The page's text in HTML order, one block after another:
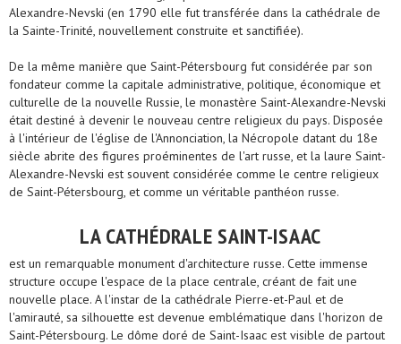
Alexandre-Nevski (en 1790 elle fut transférée dans la cathédrale de
la Sainte-Trinité, nouvellement construite et sanctifiée).
De la même manière que Saint-Pétersbourg fut considérée par son
fondateur comme la capitale administrative, politique, économique et
culturelle de la nouvelle Russie, le monastère Saint-Alexandre-Nevski
était destiné à devenir le nouveau centre religieux du pays. Disposée
à l'intérieur de l'église de l'Annonciation, la Nécropole datant du 18e
siècle abrite des figures proéminentes de l'art russe, et la laure Saint-
Alexandre-Nevski est souvent considérée comme le centre religieux
de Saint-Pétersbourg, et comme un véritable panthéon russe.
LA CATHÉDRALE SAINT-ISAAC
est un remarquable monument d'architecture russe. Cette immense
structure occupe l'espace de la place centrale, créant de fait une
nouvelle place. A l'instar de la cathédrale Pierre-et-Paul et de
l'amirauté, sa silhouette est devenue emblématique dans l'horizon de
Saint-Pétersbourg. Le dôme doré de Saint-Isaac est visible de partout